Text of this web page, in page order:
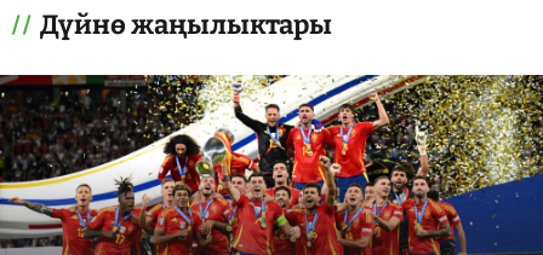
Дүйнө жаңылыктары